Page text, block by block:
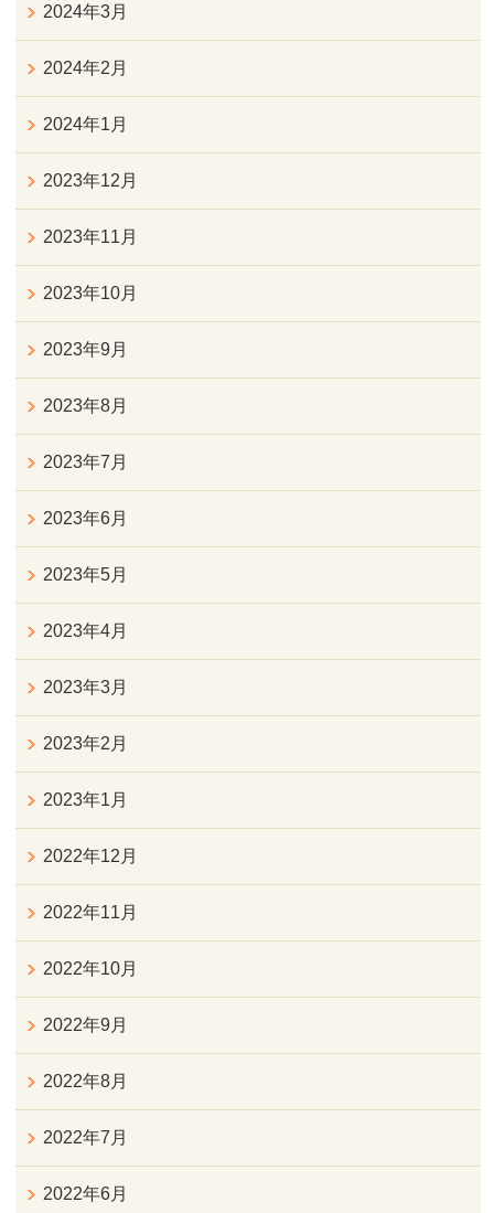
2024年3月
2024年2月
2024年1月
2023年12月
2023年11月
2023年10月
2023年9月
2023年8月
2023年7月
2023年6月
2023年5月
2023年4月
2023年3月
2023年2月
2023年1月
2022年12月
2022年11月
2022年10月
2022年9月
2022年8月
2022年7月
2022年6月